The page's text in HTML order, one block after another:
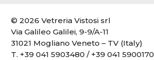
© 2026 Vetreria Vistosi srl
Via Galileo Galilei, 9-9/A-11
31021 Mogliano Veneto – TV (Italy)
T. +39 041 5903480 / +39 041 5900170